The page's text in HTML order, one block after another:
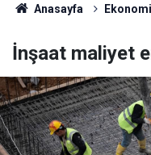
Anasayfa Ekonomi
İnşaat maliyet